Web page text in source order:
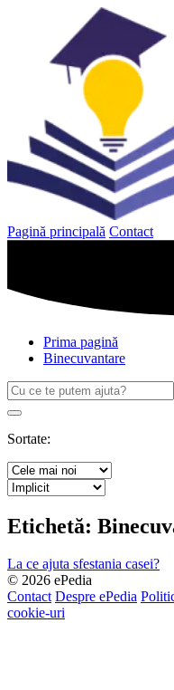
Pagină principală Contact
Prima pagină
Binecuvantare
Caută
după:
Search
Sortate:
Etichetă:
La ce ajuta sfestania casei?
© 2026 ePedia
Contact Despre ePedia
cookie-uri